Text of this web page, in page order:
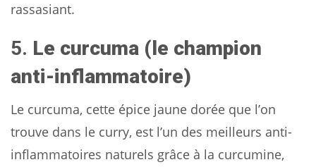
rassasiant.
5. Le curcuma (le champion
anti-inflammatoire)
Le curcuma, cette épice jaune dorée que l’on
trouve dans le curry, est l’un des meilleurs anti-
inflammatoires naturels grâce à la curcumine,